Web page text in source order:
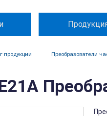
продукции Преобразователи